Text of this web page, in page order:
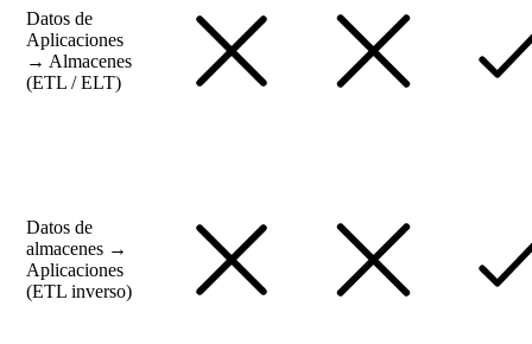
Datos de
Aplicaciones
→ Almacenes
(ETL / ELT)
Datos de
almacenes →
Aplicaciones
(ETL inverso)